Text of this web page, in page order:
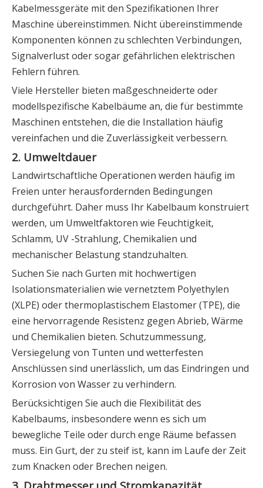
Kabelmessgeräte mit den Spezifikationen Ihrer
Maschine übereinstimmen. Nicht übereinstimmende
Komponenten können zu schlechten Verbindungen,
Signalverlust oder sogar gefährlichen elektrischen
Fehlern führen.
Viele Hersteller bieten maßgeschneiderte oder
modellspezifische Kabelbäume an, die für bestimmte
Maschinen entstehen, die die Installation häufig
vereinfachen und die Zuverlässigkeit verbessern.
2. Umweltdauer
Landwirtschaftliche Operationen werden häufig im
Freien unter herausfordernden Bedingungen
durchgeführt. Daher muss Ihr Kabelbaum konstruiert
werden, um Umweltfaktoren wie Feuchtigkeit,
Schlamm, UV -Strahlung, Chemikalien und
mechanischer Belastung standzuhalten.
Suchen Sie nach Gurten mit hochwertigen
Isolationsmaterialien wie vernetztem Polyethylen
(XLPE) oder thermoplastischem Elastomer (TPE), die
eine hervorragende Resistenz gegen Abrieb, Wärme
und Chemikalien bieten. Schutzummessung,
Versiegelung von Tunten und wetterfesten
Anschlüssen sind unerlässlich, um das Eindringen und
Korrosion von Wasser zu verhindern.
Berücksichtigen Sie auch die Flexibilität des
Kabelbaums, insbesondere wenn es sich um
bewegliche Teile oder durch enge Räume befassen
muss. Ein Gurt, der zu steif ist, kann im Laufe der Zeit
zum Knacken oder Brechen neigen.